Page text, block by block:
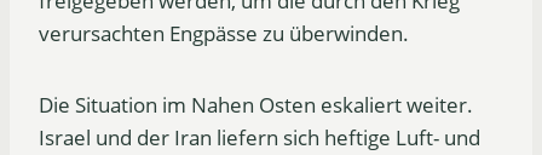
verursachten Engpässe zu überwinden.
Die Situation im Nahen Osten eskaliert weiter.
Israel und der Iran liefern sich heftige Luft- und